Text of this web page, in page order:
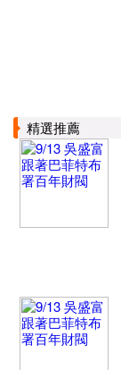
精選推薦